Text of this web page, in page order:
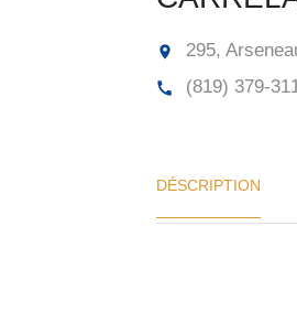
295,
(819) 379-
DÉSCRIPTION